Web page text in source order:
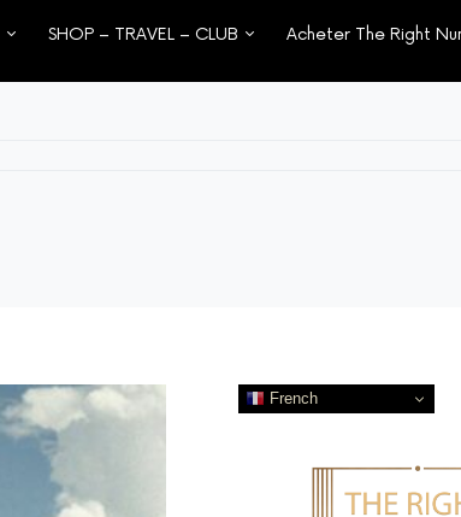
SHOP – TRAVEL – CLUB Acheter The Right
French